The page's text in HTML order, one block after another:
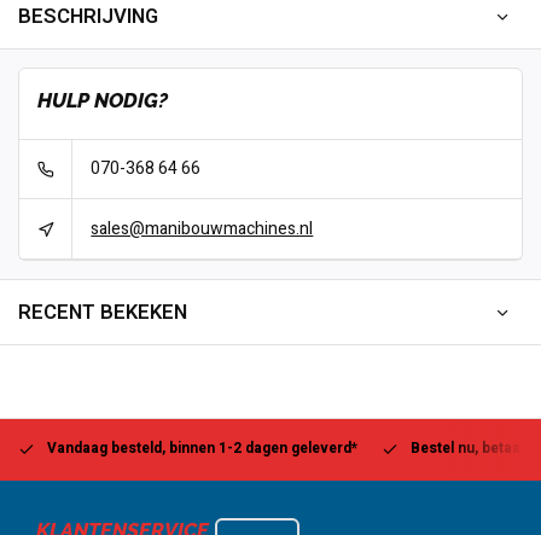
BESCHRIJVING
HULP NODIG?
070-368 64 66
sales@manibouwmachines.nl
RECENT BEKEKEN
Vandaag besteld, binnen 1-2 dagen geleverd* Bestel nu, betaal
KLANTENSERVICE